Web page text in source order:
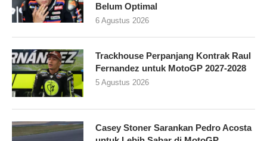
Belum Optimal
6 Agustus 2026
Trackhouse Perpanjang Kontrak Raul
Fernandez untuk MotoGP 2027-2028
5 Agustus 2026
Casey Stoner Sarankan Pedro Acosta